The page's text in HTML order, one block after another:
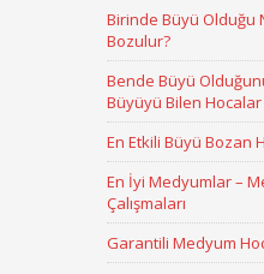
Birinde Büyü Olduğu
Bozulur?
Bende Büyü
Büyüyü Bilen Hocalar
En Etkili Büyü Bozan
En İyi Medyumlar –
Çalışmaları
Garantili Medyum